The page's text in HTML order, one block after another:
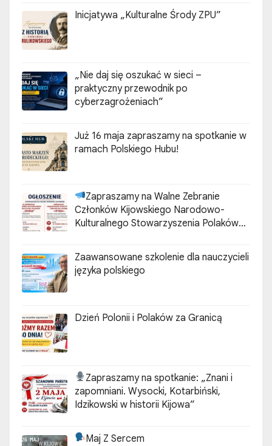
Inicjatywa „Kulturalne Środy ZPU”
„Nie daj się oszukać w sieci –
praktyczny przewodnik po
cyberzagrożeniach”
Już 16 maja zapraszamy na spotkanie w
ramach Polskiego Hubu!
Zapraszamy na Walne Zebranie
Członków Kijowskiego Narodowo-
Kulturalnego Stowarzyszenia Polaków
Zaawansowane szkolenie dla nauczycieli
języka polskiego
Dzień Polonii i Polaków za Granicą
Zapraszamy na spotkanie: „Znani i
zapomniani. Wysocki, Kotarbiński,
Idzikowski w historii Kijowa”
Maj Z Sercem